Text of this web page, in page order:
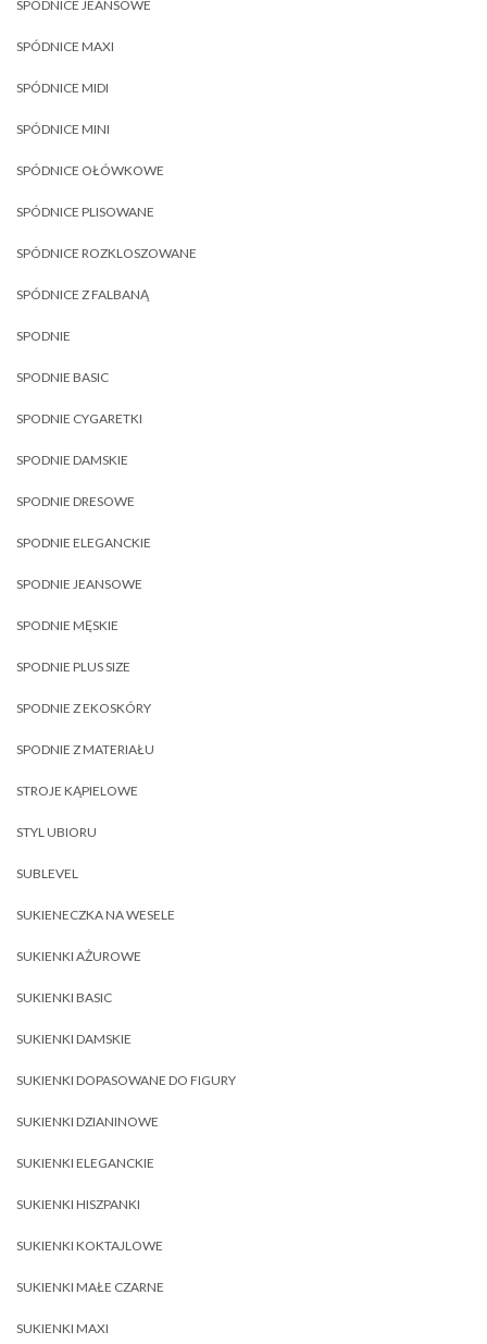
SPÓDNICE JEANSOWE
SPÓDNICE MAXI
SPÓDNICE MIDI
SPÓDNICE MINI
SPÓDNICE OŁÓWKOWE
SPÓDNICE PLISOWANE
SPÓDNICE ROZKLOSZOWANE
SPÓDNICE Z FALBANĄ
SPODNIE
SPODNIE BASIC
SPODNIE CYGARETKI
SPODNIE DAMSKIE
SPODNIE DRESOWE
SPODNIE ELEGANCKIE
SPODNIE JEANSOWE
SPODNIE MĘSKIE
SPODNIE PLUS SIZE
SPODNIE Z EKOSKÓRY
SPODNIE Z MATERIAŁU
STROJE KĄPIELOWE
STYL UBIORU
SUBLEVEL
SUKIENECZKA NA WESELE
SUKIENKI AŻUROWE
SUKIENKI BASIC
SUKIENKI DAMSKIE
SUKIENKI DOPASOWANE DO FIGURY
SUKIENKI DZIANINOWE
SUKIENKI ELEGANCKIE
SUKIENKI HISZPANKI
SUKIENKI KOKTAJLOWE
SUKIENKI MAŁE CZARNE
SUKIENKI MAXI